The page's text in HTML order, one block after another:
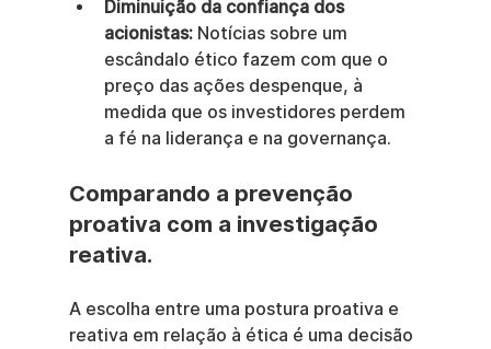
Diminuição da confiança dos
acionistas: Notícias sobre um
escândalo ético fazem com que o
preço das ações despenque, à
medida que os investidores perdem
a fé na liderança e na governança.
Comparando a prevenção
proativa com a investigação
reativa.
A escolha entre uma postura proativa e
reativa em relação à ética é uma decisão